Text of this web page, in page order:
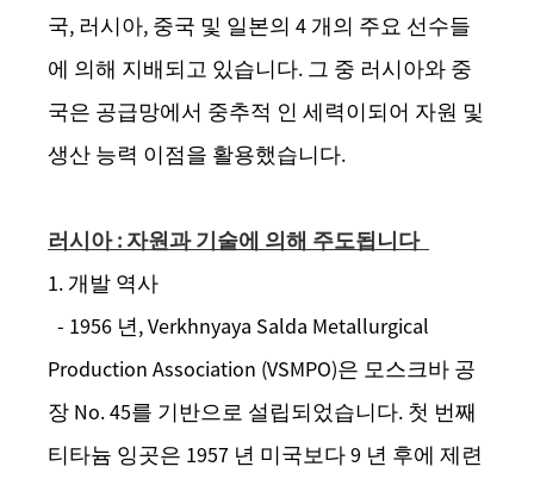
국, 러시아, 중국 및 일본의 4 개의 주요 선수들
에 의해 지배되고 있습니다. 그 중 러시아와 중
국은 공급망에서 중추적 인 세력이되어 자원 및
생산 능력 이점을 활용했습니다.
러시아 : 자원과 기술에 의해 주도됩니다
1. 개발 역사
- 1956 년, Verkhnyaya Salda Metallurgical
Production Association (VSMPO)은 모스크바 공
장 No. 45를 기반으로 설립되었습니다. 첫 번째
티타늄 잉곳은 1957 년 미국보다 9 년 후에 제련